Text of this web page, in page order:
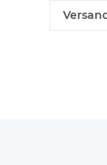
Wert